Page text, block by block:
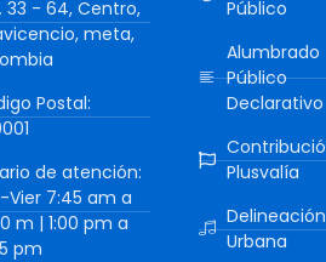
33 - 64, Centro,
meta,
Postal:
de atención:
Vier 7:45 am a
m | 1:00 pm a
pm
Público
Alumbrado
Público
Declarativo
Plusvalía
Delineación
Urbana